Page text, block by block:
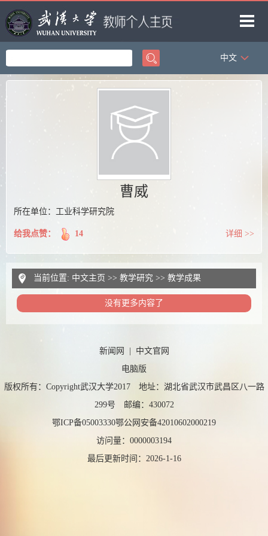
首页
教师博客
中文
曹威
所在单位：工业科学研究院
给我点赞： 14 详细 >>
当前位置: 中文主页 >> 教学研究 >> 教学成果
没有更多内容了
新闻网
中文官网
电脑版
版权所有：Copyright武汉大学2017 地址：湖北省武汉市武昌区八一路
299号 邮编：430072
鄂ICP备05003330鄂公网安备42010602000219
访问量： 0000003194
最后更新时间： 2026-1-16